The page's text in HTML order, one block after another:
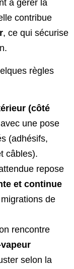
à gérer la
contribue
, ce qui sécurise
règles
(côté
une pose
(adhésifs,
câbles).
repose
et continue
de
rencontre
selon la